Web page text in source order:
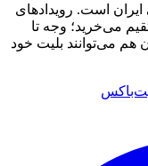
است. رویدادهای
می‌خرید؛ وجه تا
هم می‌توانند بلیت خود